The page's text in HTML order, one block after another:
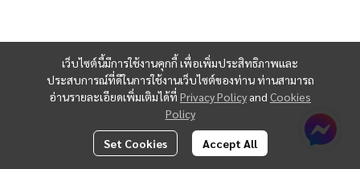
เว็บไซต์นี้มีการใช้งานคุกกี้ เพื่อเพิ่มประสิทธิภาพและ
ประสบการณ์ที่ดีในการใช้งานเว็บไซต์ของท่าน ท่านสามารถ
อ่านรายละเอียดเพิ่มเติมได้ที่ Privacy Policy and Cookies
Policy
Set Cookies Accept All